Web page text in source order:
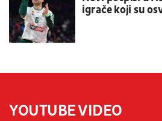
igrače koji su
YOUTUBE VIDEO